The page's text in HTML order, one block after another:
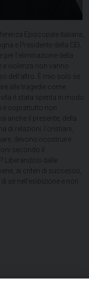
Episcopale Italiana,
e Presidente della CEI,
l’eliminazione della
e violenza non vanno
dell’altro. È mio solo se
alle tragedie come
è stata spenta in modo
e soprattutto non
anche il presente, della
di relazioni. I cristiani,
devono ricostruire
secondo il
Liberandosi dalle
ai criteri di successo,
sé nell’esibizione e non